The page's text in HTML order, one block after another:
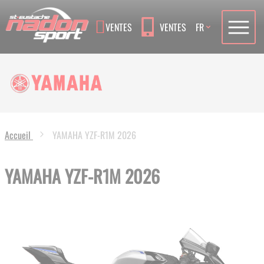
VENTES VENTES Language
FR
Accueil YAMAHA YZF-R1M 2026
YAMAHA YZF-R1M 2026